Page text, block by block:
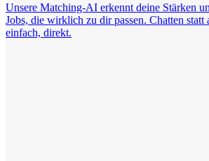
Unsere Matching-AI erkennt deine Stärken
Jobs, die wirklich zu dir passen. Chatten statt
einfach, direkt.